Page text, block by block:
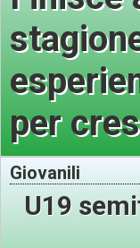
per
Giovanili
U19